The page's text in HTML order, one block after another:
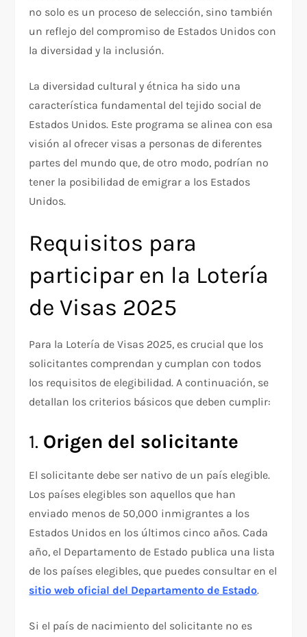
no solo es un proceso de selección, sino también
un reflejo del compromiso de Estados Unidos con
la diversidad y la inclusión.
La diversidad cultural y étnica ha sido una
característica fundamental del tejido social de
Estados Unidos. Este programa se alinea con esa
visión al ofrecer visas a personas de diferentes
partes del mundo que, de otro modo, podrían no
tener la posibilidad de emigrar a los Estados
Unidos.
Requisitos para
participar en la Lotería
de Visas 2025
Para la Lotería de Visas 2025, es crucial que los
solicitantes comprendan y cumplan con todos
los requisitos de elegibilidad. A continuación, se
detallan los criterios básicos que deben cumplir:
1. Origen del solicitante
El solicitante debe ser nativo de un país elegible.
Los países elegibles son aquellos que han
enviado menos de 50,000 inmigrantes a los
Estados Unidos en los últimos cinco años. Cada
año, el Departamento de Estado publica una lista
de los países elegibles, que puedes consultar en el
sitio web oficial del Departamento de Estado.
Si el país de nacimiento del solicitante no es